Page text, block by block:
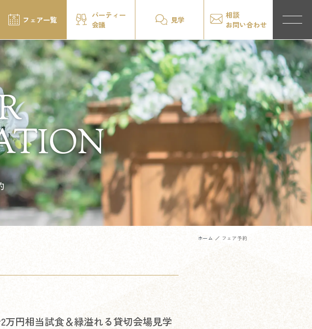
フェア一覧
パーティー
会議
見学
相談
お問い合わせ
ホーム フェア予約
万円相当試食＆緑溢れる貸切会場見学